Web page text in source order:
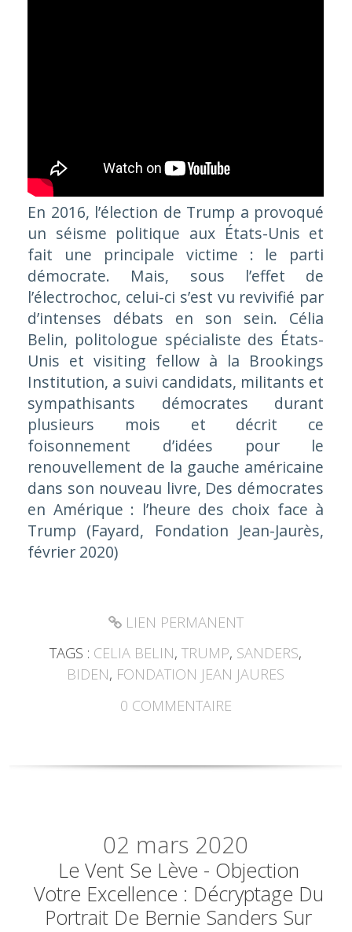
En 2016, l’élection de Trump a provoqué
un séisme politique aux États-Unis et
fait une principale victime : le parti
démocrate. Mais, sous l’effet de
l’électrochoc, celui-ci s’est vu revivifié par
d’intenses débats en son sein. Célia
Belin, politologue spécialiste des États-
Unis et visiting fellow à la Brookings
Institution, a suivi candidats, militants et
sympathisants démocrates durant
plusieurs mois et décrit ce
foisonnement d’idées pour le
renouvellement de la gauche américaine
dans son nouveau livre, Des démocrates
en Amérique : l’heure des choix face à
Trump (Fayard, Fondation Jean-Jaurès,
février 2020)
LIEN PERMANENT
TAGS : CELIA BELIN,TRUMP, SANDERS,
BIDEN, FONDATION JEAN JAURES
0 COMMENTAIRE
02 mars 2020
Le Vent Se Lève - Objection
Votre Excellence : Décryptage Du
Portrait De Bernie Sanders Sur